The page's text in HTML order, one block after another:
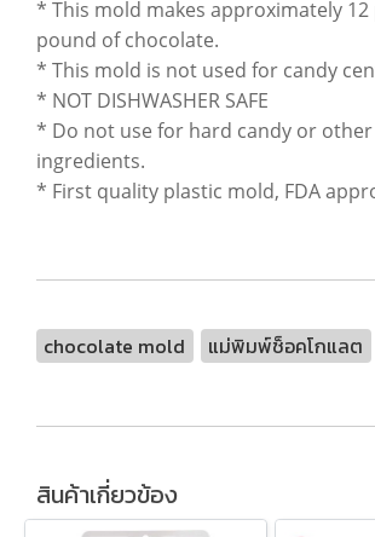
* This mold makes approximately 12
pound of chocolate.
* This mold is not used for candy
* NOT DISHWASHER SAFE
* Do not use for hard candy or
ingredients.
* First quality plastic mold, FDA
chocolate mold แม่พิมพ์ช็อคโกแลต
สินค้าเกี่ยวข้อง